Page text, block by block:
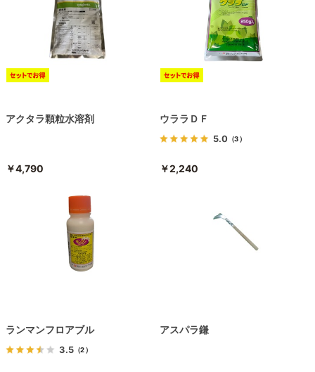
アクタラ顆粒水溶剤
￥4,790
ウララＤＦ
5.0 （3）
￥2,240
ランマンフロアブル
3.5（2）
アスパラ鎌